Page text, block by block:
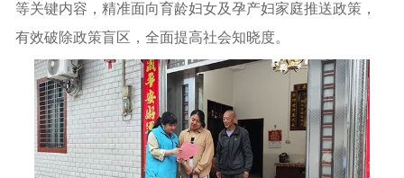
等关键内容，精准面向育龄妇女及孕产妇家庭推送政策，
有效破除政策盲区，全面提高社会知晓度。